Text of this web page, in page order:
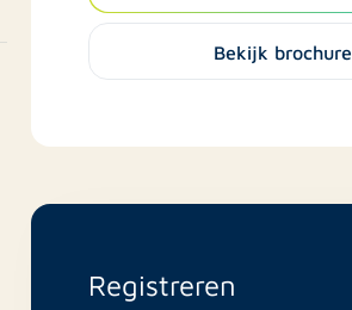
Bekijk brochure
Registreren